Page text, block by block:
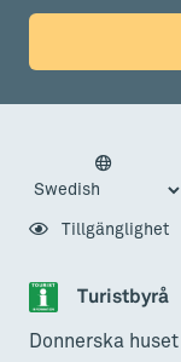
Turistbyrå
Donnerska huset
Tillgänglighet